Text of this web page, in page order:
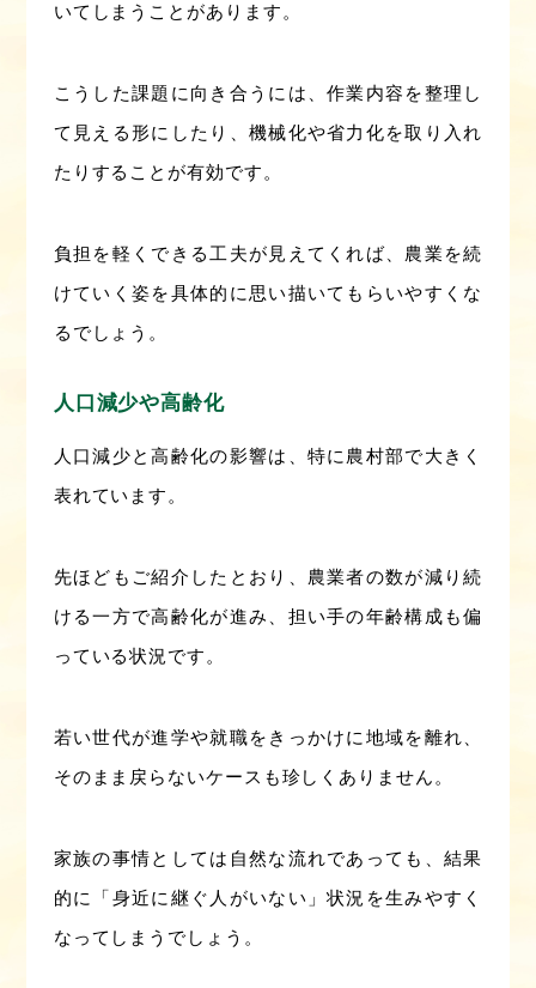
いてしまうことがあります。
こうした課題に向き合うには、作業内容を整理し
て見える形にしたり、機械化や省力化を取り入れ
たりすることが有効です。
負担を軽くできる工夫が見えてくれば、農業を続
けていく姿を具体的に思い描いてもらいやすくな
るでしょう。
人口減少や高齢化
人口減少と高齢化の影響は、特に農村部で大きく
表れています。
先ほどもご紹介したとおり、農業者の数が減り続
ける一方で高齢化が進み、担い手の年齢構成も偏
っている状況です。
若い世代が進学や就職をきっかけに地域を離れ、
そのまま戻らないケースも珍しくありません。
家族の事情としては自然な流れであっても、結果
的に「身近に継ぐ人がいない」状況を生みやすく
なってしまうでしょう。